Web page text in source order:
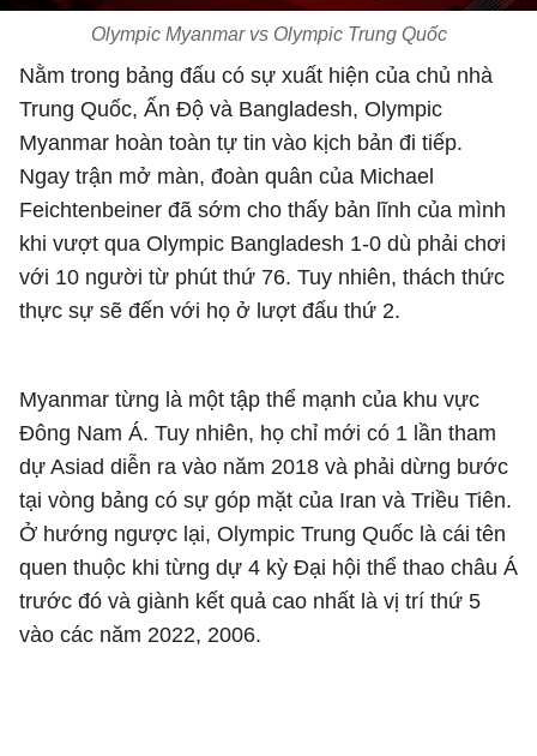
Olympic Myanmar vs Olympic Trung Quốc
Nằm trong bảng đấu có sự xuất hiện của chủ nhà
Trung Quốc, Ấn Độ và Bangladesh, Olympic
Myanmar hoàn toàn tự tin vào kịch bản đi tiếp.
Ngay trận mở màn, đoàn quân của Michael
Feichtenbeiner đã sớm cho thấy bản lĩnh của mình
khi vượt qua Olympic Bangladesh 1-0 dù phải chơi
với 10 người từ phút thứ 76. Tuy nhiên, thách thức
thực sự sẽ đến với họ ở lượt đấu thứ 2.
Myanmar từng là một tập thể mạnh của khu vực
Đông Nam Á. Tuy nhiên, họ chỉ mới có 1 lần tham
dự Asiad diễn ra vào năm 2018 và phải dừng bước
tại vòng bảng có sự góp mặt của Iran và Triều Tiên.
Ở hướng ngược lại, Olympic Trung Quốc là cái tên
quen thuộc khi từng dự 4 kỳ Đại hội thể thao châu Á
trước đó và giành kết quả cao nhất là vị trí thứ 5
vào các năm 2022, 2006.